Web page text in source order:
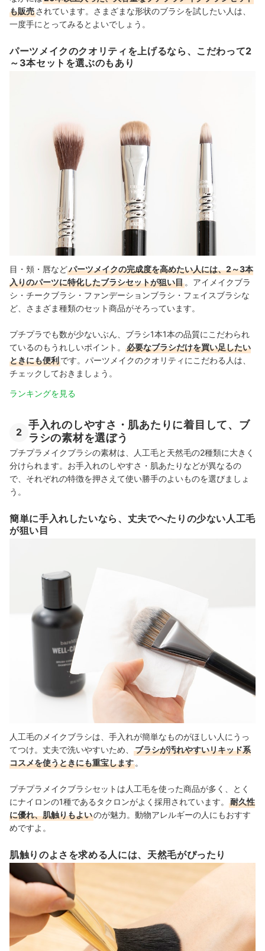
も販売されています。さまざまな形状のブラシを試したい人は、
一度手にとってみるとよいでしょう。
パーツメイクのクオリティを上げるなら、こだわって2
～3本セットを選ぶのもあり
目・頬・唇などパーツメイクの完成度を高めたい人には、2～3本
入りのパーツに特化したブラシセットが狙い目 。アイメイクブラ
シ・チークブラシ・ファンデーションブラシ・フェイスブラシな
ど、さまざま種類のセット商品がそろっています。
プチプラでも数が少ないぶん、ブラシ1本1本の品質にこだわられ
ているのもうれしいポイント。
必要なブラシだけを買い足したい
ときにも便利です。パーツメイクのクオリティにこだわる人は、
チェックしておきましょう。
ランキングを見る
2
手入れのしやすさ・肌あたりに着目して、ブ
ラシの素材を選ぼう
プチプラメイクブラシの素材は、人工毛と天然毛の2種類に大きく
分けられます。お手入れのしやすさ・肌あたりなどが異なるの
で、それぞれの特徴を押さえて使い勝手のよいものを選びましょ
う。
簡単に手入れしたいなら、丈夫でへたりの少ない人工毛
が狙い目
人工毛のメイクブラシは、手入れが簡単なものがほしい人にうっ
てつけ。丈夫で洗いやすいため、
ブラシが汚れやすいリキッド系
コスメを使うときにも重宝します 。
プチプラメイクブラシセットは人工毛を使った商品が多く、とく
にナイロンの1種であるタクロンがよく採用されています。
耐久性
に優れ、肌触りもよいのが魅力。動物アレルギーの人にもおすす
めですよ。
肌触りのよさを求める人には、天然毛がぴったり